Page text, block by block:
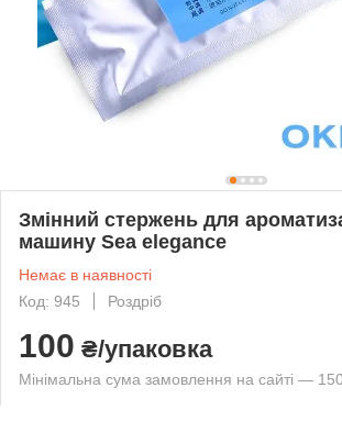
Змінний стержень для
машину Sea elegance
Немає в наявності
Код: 945
Роздріб
100 ₴/упаковка
Мінімальна сума замовлення на сайті —